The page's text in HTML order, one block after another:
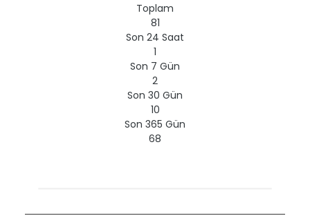
Toplam
81
Son 24 Saat
1
Son 7 Gün
2
Son 30 Gün
10
Son 365 Gün
68